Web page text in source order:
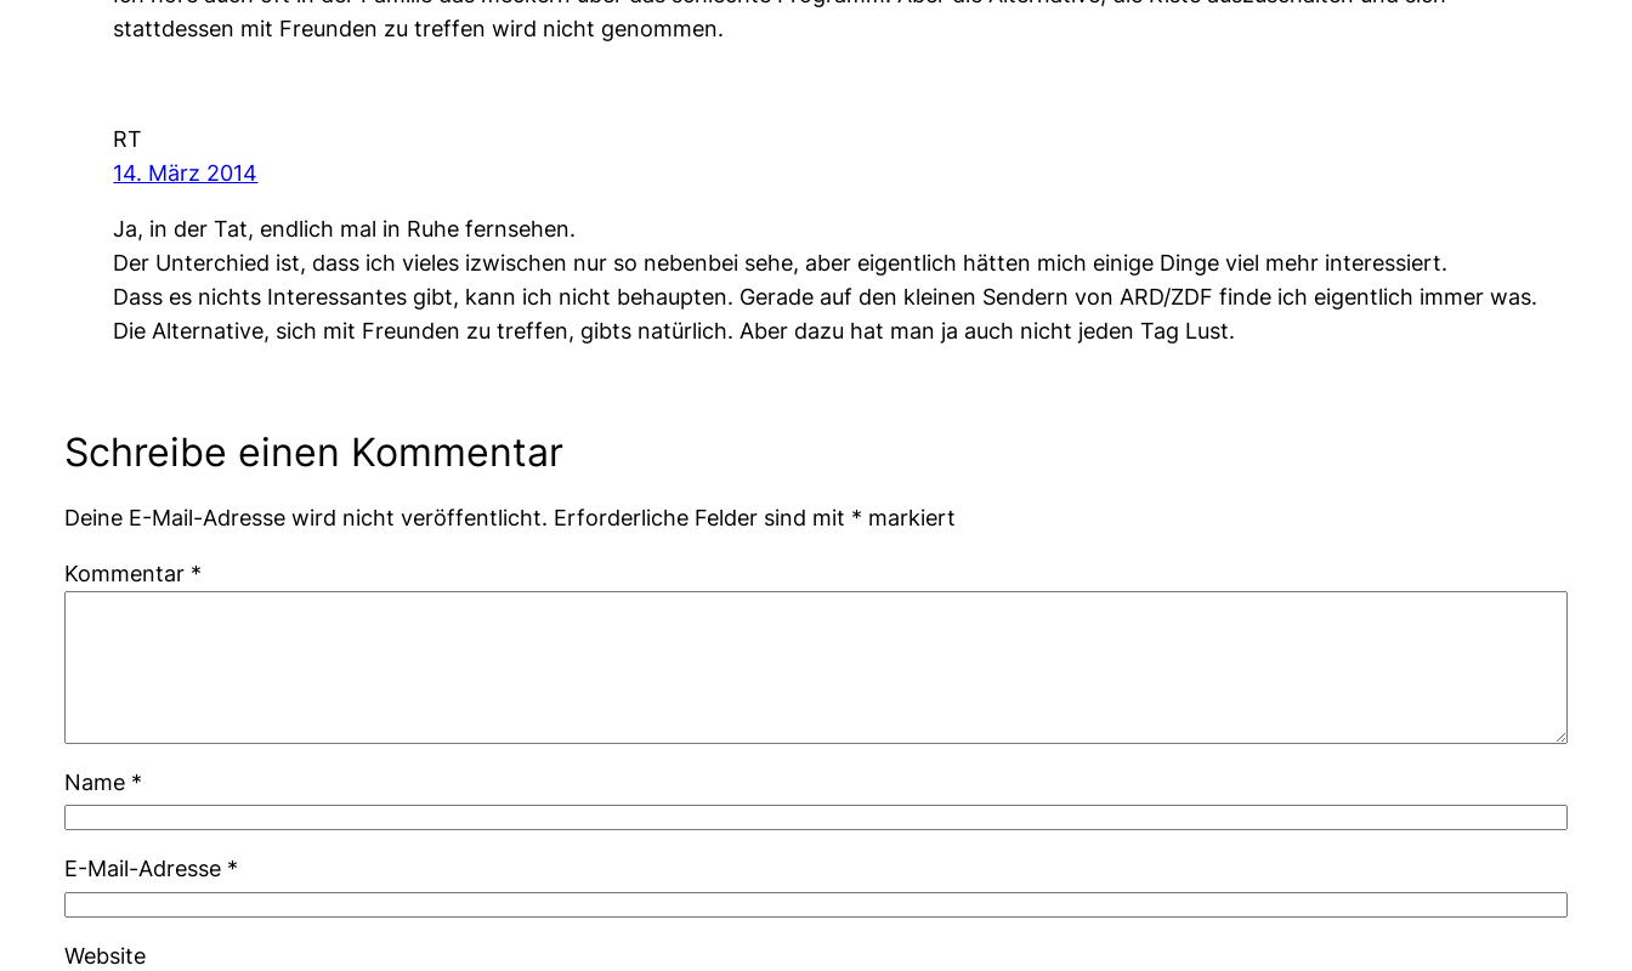
stattdessen mit Freunden zu treffen wird nicht genommen.
RT
14. März 2014
Ja, in der Tat, endlich mal in Ruhe fernsehen.
Der Unterchied ist, dass ich vieles izwischen nur so nebenbei sehe, aber eigentlich hätten mich einige Dinge viel mehr interessiert.
Dass es nichts Interessantes gibt, kann ich nicht behaupten. Gerade auf den kleinen Sendern von ARD/ZDF finde ich eigentlich immer was.
Die Alternative, sich mit Freunden zu treffen, gibts natürlich. Aber dazu hat man ja auch nicht jeden Tag Lust.
Schreibe einen Kommentar
Deine E-Mail-Adresse wird nicht veröffentlicht. Erforderliche Felder sind mit * markiert
Kommentar *
Name *
E-Mail-Adresse *
Website